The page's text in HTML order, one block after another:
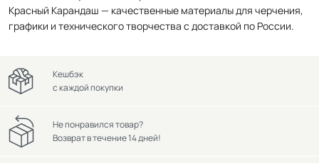
Красный Карандаш — качественные материалы для черчения,
графики и технического творчества с доставкой по России.
Кешбэк
с каждой покупки
Не понравился товар?
Возврат в течение 14 дней!